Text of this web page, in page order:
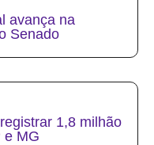
avança na
Senado
1,8 milhão
e MG